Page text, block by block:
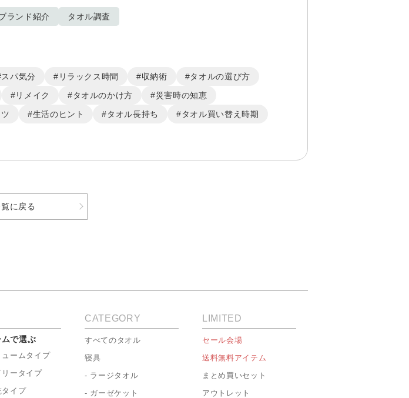
ランド紹介 タオル調査
パ気分 #リラックス時間 #収納術
#タオルの選び方
#リメイク #タオルのかけ方
#災害時の知恵
#生活のヒント #タオル長持ち
#タオル買い替え時期
に戻る
で選ぶ
ームタイプ
ータイプ
イプ
CATEGORY
すべてのタオル
寝具
- ラージタオル
- ガーゼケット
LIMITED
セール会場
送料無料アイテム
まとめ買いセット
アウトレット